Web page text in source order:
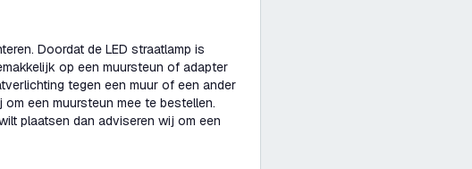
Doordat de LED straatlamp is
op een muursteun of adapter
tegen een muur of een ander
een muursteun mee te bestellen.
plaatsen dan adviseren wij om een